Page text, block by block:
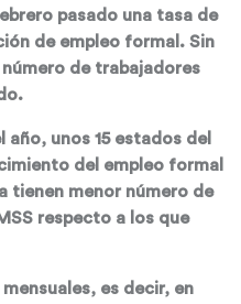
pasado una tasa de
de empleo formal. Sin
de trabajadores
año, unos 15 estados del
del empleo formal
tienen menor número de
respecto a los que
es decir, en